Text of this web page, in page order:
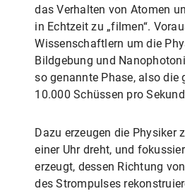
das Verhalten von Atomen
in Echtzeit zu „filmen“.
Wissenschaftlern um die
Bildgebung und
so genannte Phase, also die
10.000 Schüssen pro
Dazu erzeugen die Physiker
einer Uhr dreht, und
erzeugt, dessen Richtung
des Strompulses